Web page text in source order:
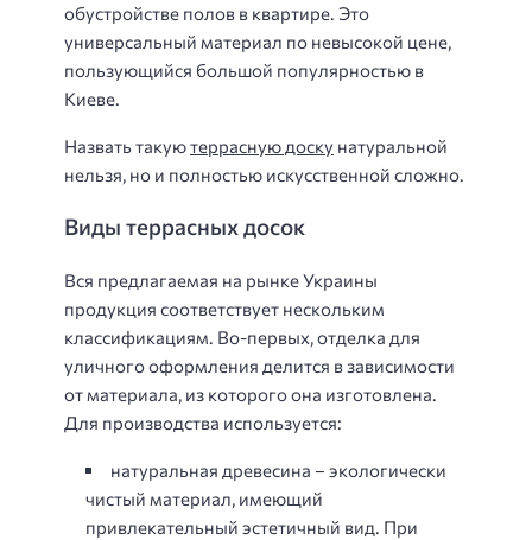
обустройстве полов в квартире. Это
универсальный материал по невысокой цене,
пользующийся большой популярностью в
Киеве.
Назвать такуютеррасную доску натуральной
нельзя, но и полностью искусственной сложно.
Виды террасных досок
Вся предлагаемая на рынке Украины
продукция соответствует нескольким
классификациям. Во-первых, отделка для
уличного оформления делится в зависимости
от материала, из которого она изготовлена.
Для производства используется:
натуральная древесина – экологически
чистый материал, имеющий
привлекательный эстетичный вид. При